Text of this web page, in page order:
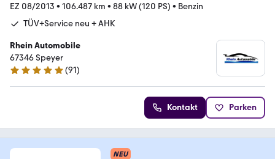
EZ 08/2013 • 106.487 km • 88 kW (120 PS) • Benzin
TÜV+Service neu + AHK
Rhein Automobile
67346 Speyer
5 Sterne
(91)
Kontakt Parken
NEU